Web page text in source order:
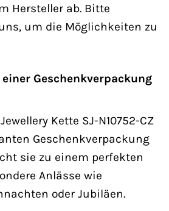
Hersteller ab. Bitte
um die Möglichkeiten zu
Geschenkverpackung
Kette SJ-N10752-CZ
Geschenkverpackung
sie zu einem perfekten
Anlässe wie
oder Jubiläen.